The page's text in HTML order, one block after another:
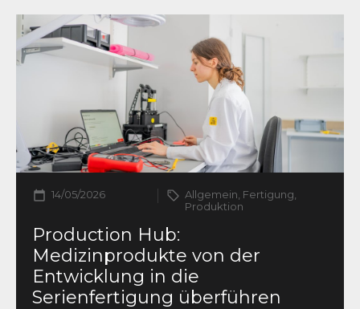
14/05/2026
Allgemein, Fertigung,
Produktion
Production Hub:
Medizinprodukte von der
Entwicklung in die
Serienfertigung überführen